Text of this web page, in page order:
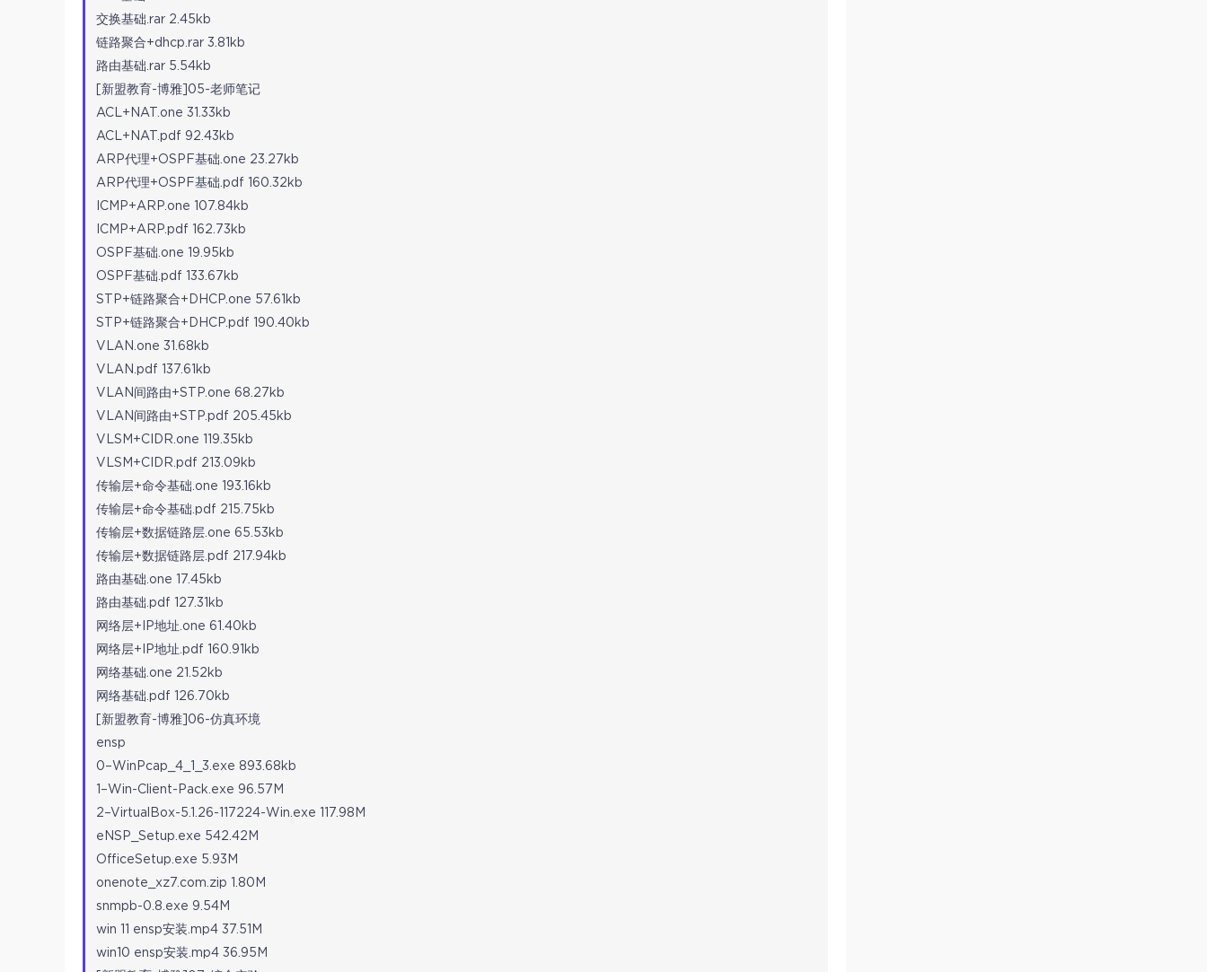
交换基础.rar 2.45kb
链路聚合+dhcp.rar 3.81kb
路由基础.rar 5.54kb
[新盟教育-博雅]05-老师笔记
ACL+NAT.one 31.33kb
ACL+NAT.pdf 92.43kb
ARP代理+OSPF基础.one 23.27kb
ARP代理+OSPF基础.pdf 160.32kb
ICMP+ARP.one 107.84kb
ICMP+ARP.pdf 162.73kb
OSPF基础.one 19.95kb
OSPF基础.pdf 133.67kb
STP+链路聚合+DHCP.one 57.61kb
STP+链路聚合+DHCP.pdf 190.40kb
VLAN.one 31.68kb
VLAN.pdf 137.61kb
VLAN间路由+STP.one 68.27kb
VLAN间路由+STP.pdf 205.45kb
VLSM+CIDR.one 119.35kb
VLSM+CIDR.pdf 213.09kb
传输层+命令基础.one 193.16kb
传输层+命令基础.pdf 215.75kb
传输层+数据链路层.one 65.53kb
传输层+数据链路层.pdf 217.94kb
路由基础.one 17.45kb
路由基础.pdf 127.31kb
网络层+IP地址.one 61.40kb
网络层+IP地址.pdf 160.91kb
网络基础.one 21.52kb
网络基础.pdf 126.70kb
[新盟教育-博雅]06-仿真环境
ensp
0–WinPcap_4_1_3.exe 893.68kb
1–Win-Client-Pack.exe 96.57M
2–VirtualBox-5.1.26-117224-Win.exe 117.98M
eNSP_Setup.exe 542.42M
OfficeSetup.exe 5.93M
onenote_xz7.com.zip 1.80M
snmpb-0.8.exe 9.54M
win 11 ensp安装.mp4 37.51M
win10 ensp安装.mp4 36.95M